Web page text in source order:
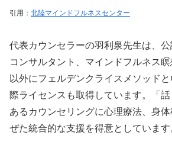
引用： 北陸マインドフルネスセンター
代表カウンセラーの羽利泉先生は、
コンサルタント、マインドフルネス
以外にフェルデンクライスメソッド
際ライセンスも取得しています。「
あるカウンセリングに心理療法、身
ぜた統合的な支援を得意としています